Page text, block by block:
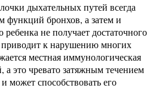
дыхательных путей всегда
функций бронхов, а затем и
не получает достаточного
приводит к нарушению многих
местная иммунологическая
а это чревато затяжным течением
может способствовать его